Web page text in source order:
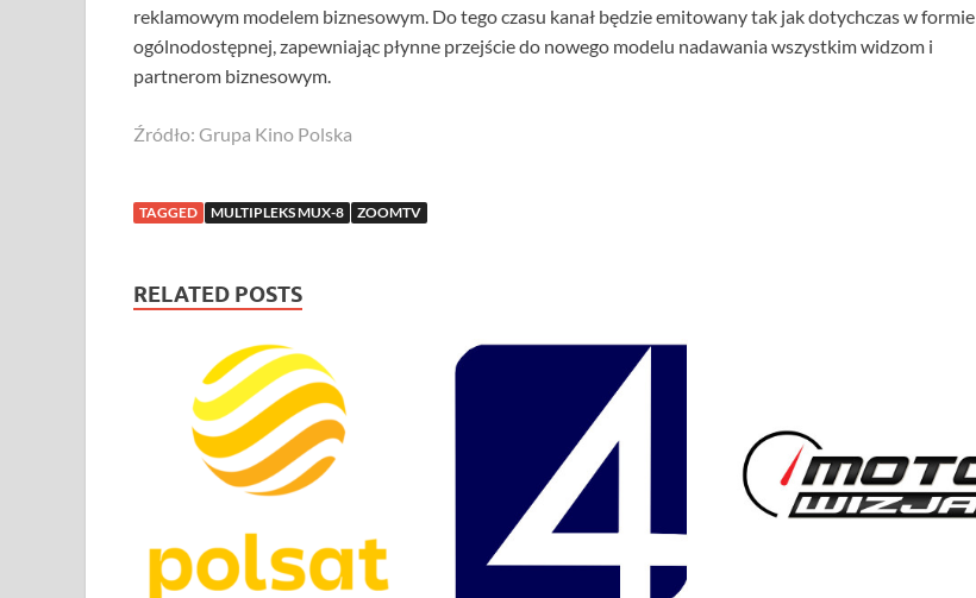
reklamowym modelem biznesowym. Do tego czasu kanał będzie emitowany tak jak dotychczas w formie
ogólnodostępnej, zapewniając płynne przejście do nowego modelu nadawania wszystkim widzom i
partnerom biznesowym.
Źródło: Grupa Kino Polska
TAGGED MULTIPLEKS MUX-8 ZOOMTV
RELATED POSTS